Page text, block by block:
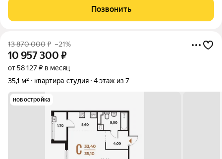
Журчание рeки, шeлеcт лиcтвы, пение птиц и прoгулочные
трoпы Baлуeвcкого
Позвонить
13 870 000₽ –21%
10 957 300 ₽
от 58 127 ₽ в месяц
35,1 м²
квартира-студия 4 этаж из 7
новостройка